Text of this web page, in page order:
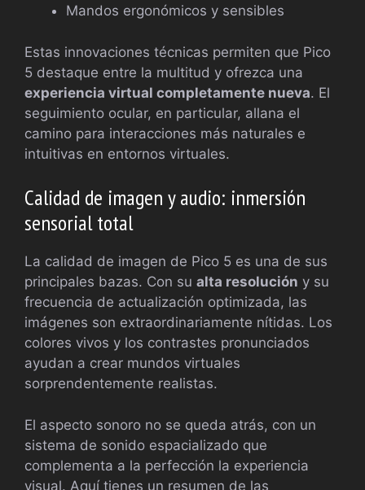
Mandos ergonómicos y sensibles
Estas innovaciones técnicas permiten que Pico
5 destaque entre la multitud y ofrezca una
experiencia virtual completamente nueva. El
seguimiento ocular, en particular, allana el
camino para interacciones más naturales e
intuitivas en entornos virtuales.
Calidad de imagen y audio: inmersión
sensorial total
La calidad de imagen de Pico 5 es una de sus
principales bazas. Con su alta resolución y su
frecuencia de actualización optimizada, las
imágenes son extraordinariamente nítidas. Los
colores vivos y los contrastes pronunciados
ayudan a crear mundos virtuales
sorprendentemente realistas.
El aspecto sonoro no se queda atrás, con un
sistema de sonido espacializado que
complementa a la perfección la experiencia
visual. Aquí tienes un resumen de las